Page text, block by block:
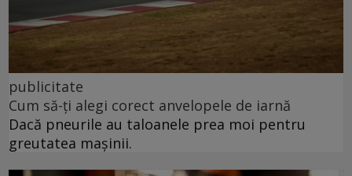
publicitate
Cum să-ți alegi corect anvelopele de iarnă
Dacă pneurile au taloanele prea moi pentru
greutatea mașinii.